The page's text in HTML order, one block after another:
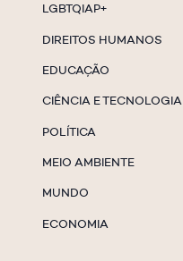
LGBTQIAP+
DIREITOS HUMANOS
EDUCAÇÃO
CIÊNCIA E TECNOLOGIA
POLÍTICA
MEIO AMBIENTE
MUNDO
ECONOMIA